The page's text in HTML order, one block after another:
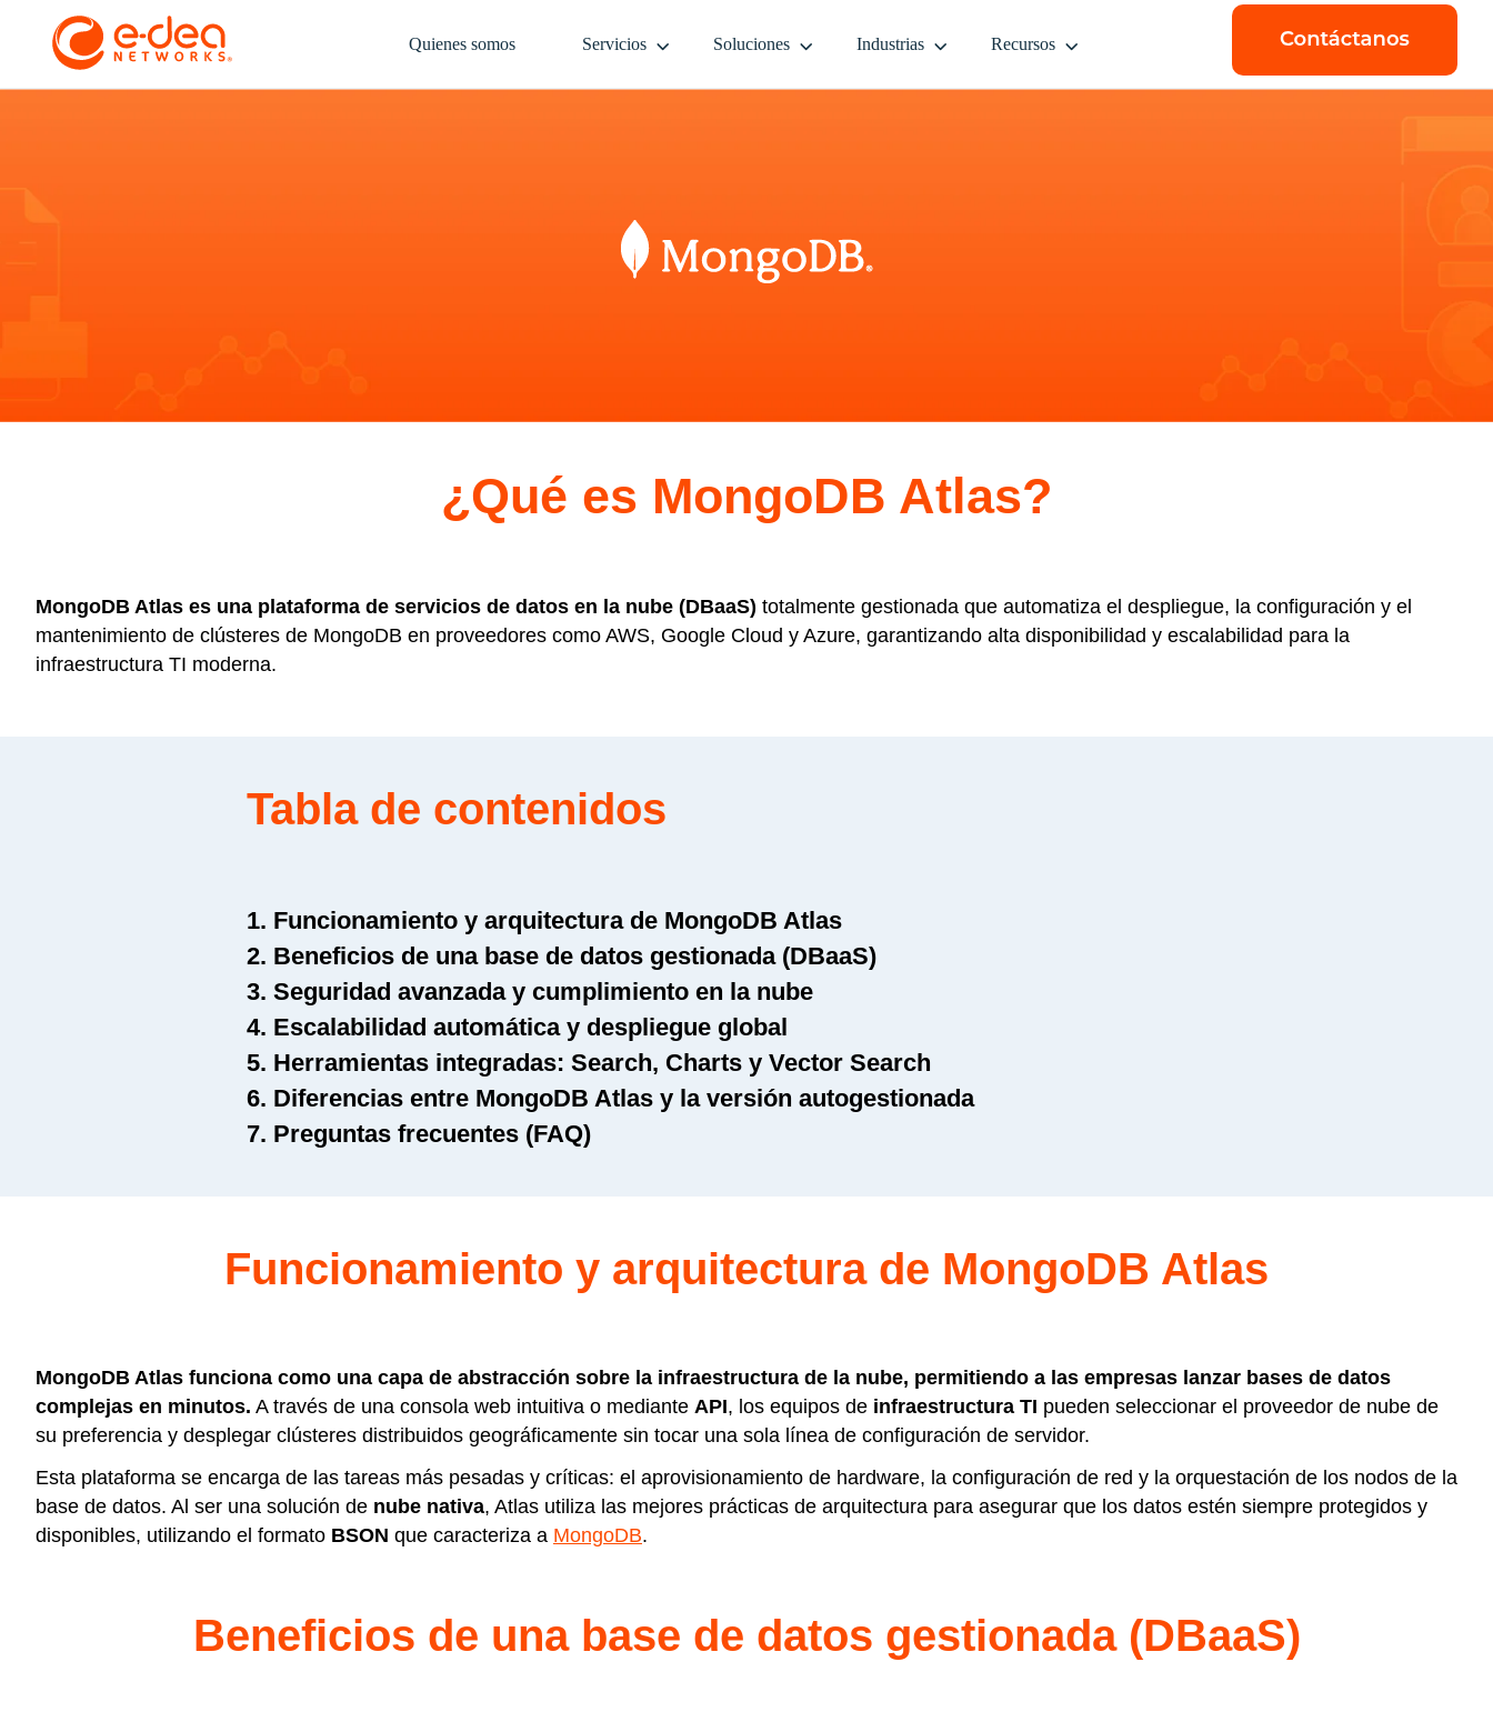
Quienes somos Servicios Soluciones Industrias Recursos
¿Qué es MongoDB Atlas?
MongoDB Atlas es una plataforma de servicios de datos en la nube (DBaaS) totalmente gestionada que automatiza el despliegue, la configuración y el
mantenimiento de clústeres de MongoDB en proveedores como AWS, Google Cloud y Azure, garantizando alta disponibilidad y escalabilidad para la
infraestructura TI moderna.
Tabla de contenidos
1. Funcionamiento y arquitectura de MongoDB Atlas
2. Beneficios de una base de datos gestionada (DBaaS)
3. Seguridad avanzada y cumplimiento en la nube
4. Escalabilidad automática y despliegue global
5. Herramientas integradas: Search, Charts y Vector Search
6. Diferencias entre MongoDB Atlas y la versión autogestionada
7. Preguntas frecuentes (FAQ)
Funcionamiento y arquitectura de MongoDB Atlas
MongoDB Atlas funciona como una capa de abstracción sobre la infraestructura de la nube, permitiendo a las empresas lanzar bases de datos
complejas en minutos. A través de una consola web intuitiva o mediante API, los equipos de infraestructura TI pueden seleccionar el proveedor de nube de
su preferencia y desplegar clústeres distribuidos geográficamente sin tocar una sola línea de configuración de servidor.
Esta plataforma se encarga de las tareas más pesadas y críticas: el aprovisionamiento de hardware, la configuración de red y la orquestación de los nodos de la
base de datos. Al ser una solución de nube nativa, Atlas utiliza las mejores prácticas de arquitectura para asegurar que los datos estén siempre protegidos y
disponibles, utilizando el formato BSON que caracteriza a MongoDB.
Beneficios de una base de datos gestionada (DBaaS)